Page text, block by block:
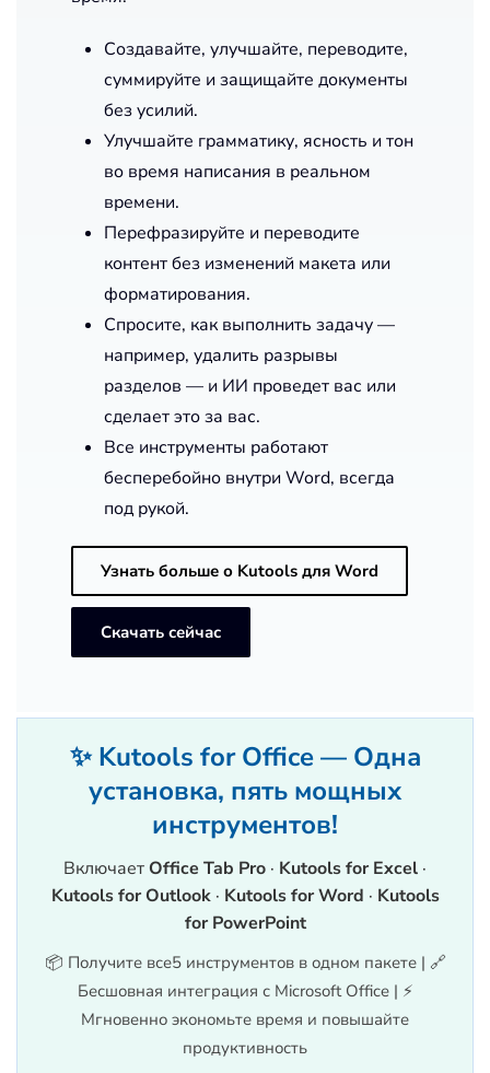
Создавайте, улучшайте, переводите,
суммируйте и защищайте документы
без усилий.
Улучшайте грамматику, ясность и тон
во время написания в реальном
времени.
Перефразируйте и переводите
контент без изменений макета или
форматирования.
Спросите, как выполнить задачу —
например, удалить разрывы
разделов — и ИИ проведет вас или
сделает это за вас.
Все инструменты работают
бесперебойно внутри Word, всегда
под рукой.
Узнать больше о Kutools для Word
Скачать сейчас
✨ Kutools for Office — Одна
установка, пять мощных
инструментов!
ВключаетOffice Tab Pro · Kutools for Excel ·
Kutools for Outlook· Kutools for Word · Kutools
for PowerPoint
📦 Получите все5 инструментов в одном пакете | 🔗
Бесшовная интеграция с Microsoft Office | ⚡
Мгновенно экономьте время и повышайте
продуктивность